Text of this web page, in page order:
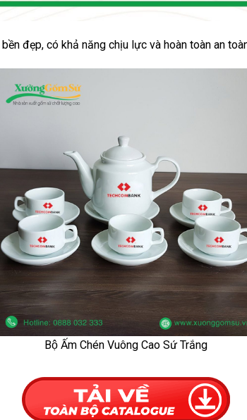
bền đẹp, có khả năng chịu lực và hoàn toàn an
Bộ Ấm Chén Vuông Cao Sứ Trắng